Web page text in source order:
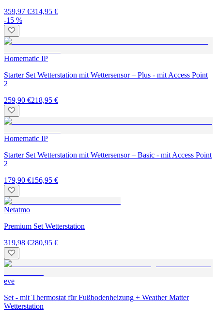
359,97 €314,95 €
-15 %
Homematic IP
Starter Set Wetterstation mit Wettersensor – Plus - mit Access Point
2
259,90 €218,95 €
Homematic IP
Starter Set Wetterstation mit Wettersensor – Basic - mit Access Point
2
179,90 €156,95 €
Netatmo
Premium Set Wetterstation
319,98 €280,95 €
eve
Set - mit Thermostat für Fußbodenheizung + Weather Matter
Wetterstation